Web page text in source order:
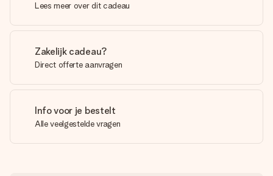
Lees meer over dit cadeau
Zakelijk cadeau?
Direct offerte aanvragen
Info voor je bestelt
Alle veelgestelde vragen